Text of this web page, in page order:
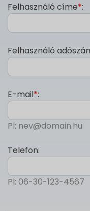
Felhasználó címe*:
Felhasználó
E-mail*:
Pl: nev@domain.hu
Telefon:
Pl: 06-30-123-4567